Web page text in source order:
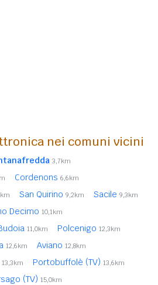
nei comuni vicini
3,7km
Cordenons 6,6km
San Quirino 9,2km Sacile 9,3km
Decimo 10,1km
11,0km Polcenigo 12,3km
12,6km Aviano 12,8km
13,3km Portobuffolè (TV) 13,6km
(TV) 15,0km